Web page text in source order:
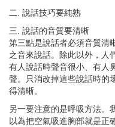
二. 說話技巧要純熟
三. 說話的音質要清晰
第三點是說話者必須音質清
之音來說話。除此以外，人
有人說話時聲音很小、有人
聲。只消改掉這些說話時的
得清晰。
另一要注意的是呼吸方法。
以為把空氣吸進胸部就是正